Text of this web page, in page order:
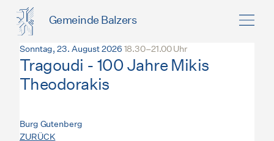
Gemeinde Balzers
Sonntag, 23. August 2026 18.30–21.00 Uhr
Tragoudi - 100 Jahre Mikis
Theodorakis
Burg Gutenberg
ZURÜCK